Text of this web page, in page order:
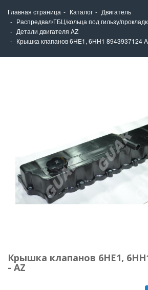
Главная страница Каталог
Двигатель
Распредвал/ГБЦ/кольца под гильзу/
Детали двигателя AZ
Крышка клапанов 6HE1, 6HH1 8943937124
Крышка клапанов 6HE1,
- AZ